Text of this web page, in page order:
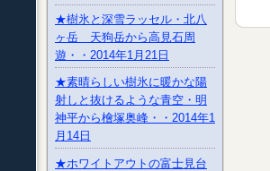
★樹氷と深雪ラッセル・北八
ヶ岳 天狗岳から高見石周
遊・・2014年1月21日
★素晴らしい樹氷に暖かな陽
射しと抜けるような青空・明
神平から檜塚奥峰・・2014年1
月14日
★ホワイトアウトの富士見台